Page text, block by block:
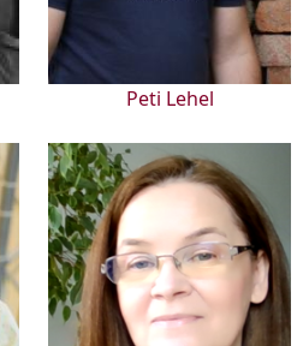
Peti Lehel